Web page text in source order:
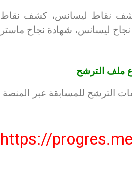
نقاط ليسانس، كشف نقاط
ليسانس، شهادة نجاح ماستر
ملف الترشح
الترشح للمسابقة عبر المنصة
https://